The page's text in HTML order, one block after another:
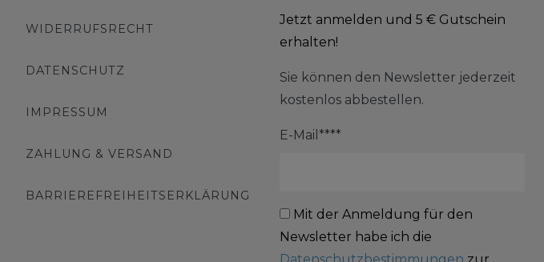
WIDERRUFSRECHT
DATENSCHUTZ
IMPRESSUM
ZAHLUNG & VERSAND
BARRIEREFREIHEITSERKLÄRUNG
Jetzt anmelden und 5 € Gutschein
erhalten!
Sie können den Newsletter jederzeit
kostenlos abbestellen.
E-Mail****
Mit der Anmeldung für den
Newsletter habe ich die